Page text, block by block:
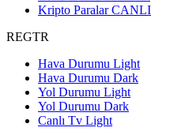
Kripto ParalarCANLI
REGTR
Hava Durumu Light
Hava Durumu Dark
Yol Durumu Light
Yol Durumu Dark
Canlı Tv Light